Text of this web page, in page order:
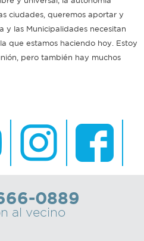
ciudades, queremos aportar y
y las Municipalidades necesitan
que estamos haciendo hoy. Estoy
pero también hay muchos
0889
al vecino